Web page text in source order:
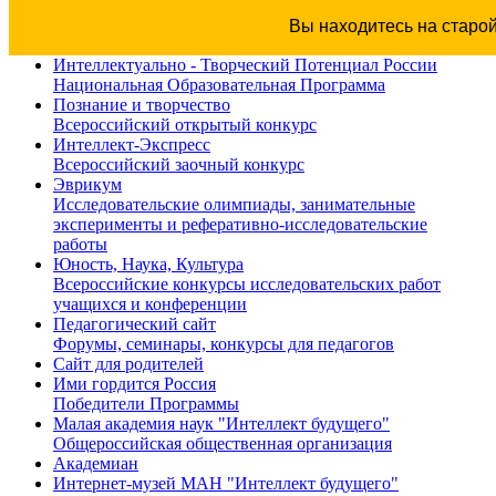
Вы находитесь на
Интеллектуально - Творческий Потенциал России
Национальная Образовательная Программа
Познание и творчество
Всероссийский открытый конкурс
Интеллект-Экспресс
Всероссийский заочный конкурс
Эврикум
Исследовательские олимпиады, занимательные
эксперименты и реферативно-исследовательские
работы
Юность, Наука, Культура
Всероссийские конкурсы исследовательских работ
учащихся и конференции
Педагогический сайт
Форумы, семинары, конкурсы для педагогов
Сайт для родителей
Ими гордится Россия
Победители Программы
Малая академия наук "Интеллект будущего"
Общероссийская общественная организация
Академиан
Интернет-музей МАН "Интеллект будущего"